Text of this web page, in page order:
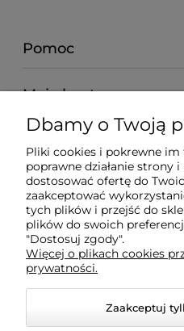
Pomoc
Moje konto
Płatności i dostawa
O nas
Dbamy o Twoją
Pliki cookies i pokrewne
poprawne działanie strony
dostosować ofertę do
zaakceptować
tych plików i przejść do
plików do swoich
"Dostosuj zgody".
Więcej o plikach cookies
prywatności.
Zaakceptuj